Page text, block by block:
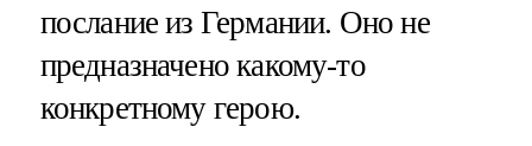
послание из Германии. Оно не
предназначено какому-то
конкретному герою.